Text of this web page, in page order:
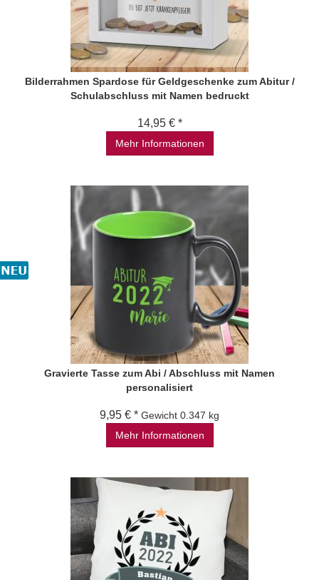
Bilderrahmen Spardose für Geldgeschenke zum Abitur /
Schulabschluss mit Namen bedruckt
14,95 € *
Mehr Informationen
Gravierte Tasse zum Abi / Abschluss mit Namen
personalisiert
9,95 € * Gewicht 0.347 kg
Mehr Informationen